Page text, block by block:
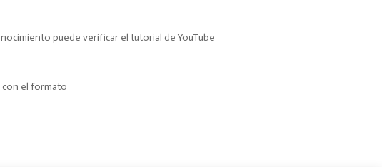
puede verificar el tutorial de YouTube
con el formato